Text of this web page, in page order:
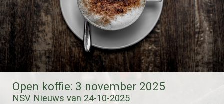
Open koffie: 3 november 2025
NSV Nieuws van 24-10-2025